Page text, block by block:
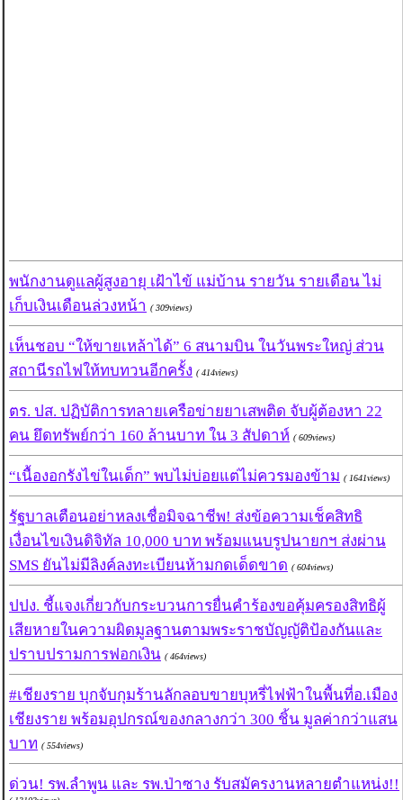
พนักงานดูแลผู้สูงอายุ เฝ้าไข้ แม่บ้าน รายวัน รายเดือน ไม่
เก็บเงินเดือนล่วงหน้า ( 309views)
เห็นชอบ “ให้ขายเหล้าได้” 6 สนามบิน ในวันพระใหญ่ ส่วน
สถานีรถไฟให้ทบทวนอีกครั้ง ( 414views)
ตร. ปส. ปฏิบัติการทลายเครือข่ายยาเสพติด จับผู้ต้องหา 22
คน ยึดทรัพย์กว่า 160 ล้านบาท ใน 3 สัปดาห์ ( 609views)
“เนื้องอกรังไข่ในเด็ก” พบไม่บ่อยแต่ไม่ควรมองข้าม ( 1641views)
รัฐบาลเตือนอย่าหลงเชื่อมิจฉาชีพ! ส่งข้อความเช็คสิทธิ
เงื่อนไขเงินดิจิทัล 10,000 บาท พร้อมแนบรูปนายกฯ ส่งผ่าน
SMS ยันไม่มีลิงค์ลงทะเบียนห้ามกดเด็ดขาด ( 604views)
ปปง. ชี้แจงเกี่ยวกับกระบวนการยื่นคำร้องขอคุ้มครองสิทธิผู้
เสียหายในความผิดมูลฐานตามพระราชบัญญัติป้องกันและ
ปราบปรามการฟอกเงิน ( 464views)
#เชียงราย บุกจับกุมร้านลักลอบขายบุหรี่ไฟฟ้าในพื้นที่อ.เมือง
เชียงราย พร้อมอุปกรณ์ของกลางกว่า 300 ชิ้น มูลค่ากว่าแสน
บาท ( 554views)
ด่วน! รพ.ลำพูน และ รพ.ป่าซาง รับสมัครงานหลายตำแหน่ง!!